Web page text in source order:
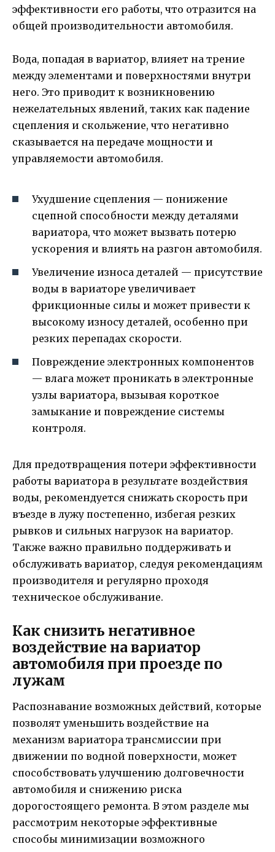
эффективности его работы, что отразится на
общей производительности автомобиля.
Вода, попадая в вариатор, влияет на трение
между элементами и поверхностями внутри
него. Это приводит к возникновению
нежелательных явлений, таких как падение
сцепления и скольжение, что негативно
сказывается на передаче мощности и
управляемости автомобиля.
Ухудшение сцепления — понижение
сцепной способности между деталями
вариатора, что может вызвать потерю
ускорения и влиять на разгон автомобиля.
Увеличение износа деталей — присутствие
воды в вариаторе увеличивает
фрикционные силы и может привести к
высокому износу деталей, особенно при
резких перепадах скорости.
Повреждение электронных компонентов
— влага может проникать в электронные
узлы вариатора, вызывая короткое
замыкание и повреждение системы
контроля.
Для предотвращения потери эффективности
работы вариатора в результате воздействия
воды, рекомендуется снижать скорость при
въезде в лужу постепенно, избегая резких
рывков и сильных нагрузок на вариатор.
Также важно правильно поддерживать и
обслуживать вариатор, следуя рекомендациям
производителя и регулярно проходя
техническое обслуживание.
Как снизить негативное
воздействие на вариатор
автомобиля при проезде по
лужам
Распознавание возможных действий, которые
позволят уменьшить воздействие на
механизм вариатора трансмиссии при
движении по водной поверхности, может
способствовать улучшению долговечности
автомобиля и снижению риска
дорогостоящего ремонта. В этом разделе мы
рассмотрим некоторые эффективные
способы минимизации возможного